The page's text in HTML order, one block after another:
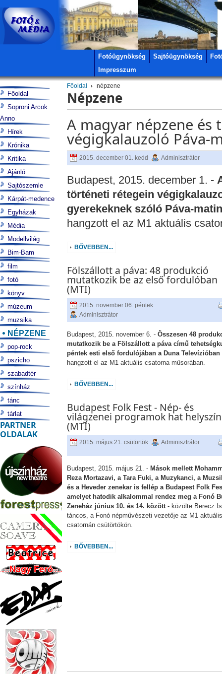
Fotóügynökség Sajtóügynökség
Impresszum
Főoldal népzene
Népzene
A magyar népzene
végigkalauzoló Páva-
2015. december 01. kedd Adminisztrátor
Budapest, 2015. december 1. -
történeti rétegein
gyerekeknek szóló Páva-
hangzott el az M1 aktuális
BŐVEBBEN...
Fölszállott a páva: 48 produkció
mutatkozik be az első fordulóban
(MTI)
2015. november 06. péntek
Adminisztrátor
Budapest, 2015. november 6. - Összesen 48
mutatkozik be a Fölszállott a páva című
péntek esti első fordulójában a Duna Televízióban
hangzott el az M1 aktuális csatorna műsorában.
BŐVEBBEN...
Budapest Folk Fest - Nép- és
világzenei programok hat
(MTI)
2015. május 21. csütörtök Adminisztrátor
Budapest, 2015. május 21. - Mások mellett
Reza Mortazavi, a Tara Fuki, a Muzykanci, a
és a Heveder zenekar is fellép a Budapest Folk
amelyet hatodik alkalommal rendez meg a Fonó
Zeneház június 10. és 14. között - közölte Berecz
táncos, a Fonó népművészeti vezetője az M1 aktuális
csatornán csütörtökön.
BŐVEBBEN...
Főoldal
Soproni Arcok
Anno
Hírek
Krónika
Kritika
Ajánló
Sajtószemle
Kárpát-medence
Egyházak
Média
Modellvilág
Bim-Bam
film
fotó
könyv
múzeum
muzsika
NÉPZENE
pop-rock
pszicho
szabadtér
színház
tánc
tárlat
PARTNER
OLDALAK